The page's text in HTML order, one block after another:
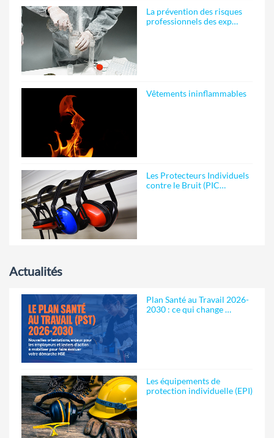
La prévention des risques
professionnels des exp…
Vêtements ininflammables
Les Protecteurs Individuels
contre le Bruit (PIC…
Actualités
Plan Santé au Travail 2026-
2030 : ce qui change …
Les équipements de
protection individuelle (EPI)